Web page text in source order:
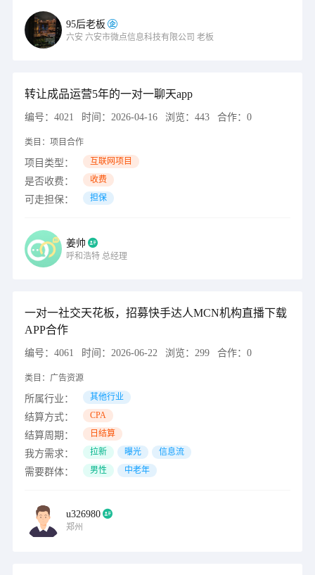
95后老板
六安 六安市微点信息科技有限公司 老板
转让成品运营5年的一对一聊天app
编号： 4021 时间： 2026-04-16 浏览： 443 合作： 0
类目： 项目合作
项目类型： 互联网项目
是否收费： 收费
可走担保： 担保
姜帅
呼和浩特 总经理
一对一社交天花板，招募快手达人MCN机构直播下载
APP合作
编号： 4061 时间： 2026-06-22 浏览： 299 合作： 0
类目： 广告资源
所属行业： 其他行业
结算方式： CPA
结算周期： 日结算
我方需求： 拉新 曝光 信息流
需要群体： 男性 中老年
u326980
郑州